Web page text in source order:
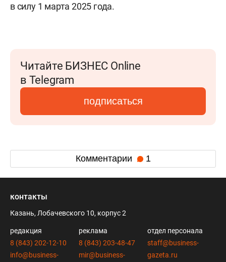
в силу 1 марта 2025 года.
Читайте БИЗНЕС Online
в Telegram
подписаться
Комментарии 1
контакты
Казань, Лобачевского 10, корпус 2
редакция
8 (843) 202-12-10
info@business-
реклама
8 (843) 203-48-47
mir@business-
отдел персонала
staff@business-
gazeta.ru